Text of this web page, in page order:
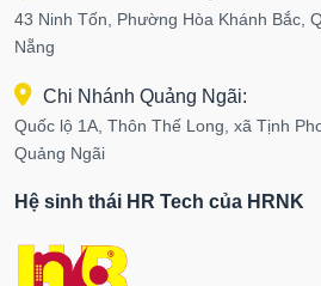
43 Ninh Tốn, Phường Hòa Khánh Bắc,
Nẵng
Chi Nhánh Quảng Ngãi:
Quốc lộ 1A, Thôn Thế Long, xã Tịnh
Quảng Ngãi
Hệ sinh thái HR Tech của HRNK